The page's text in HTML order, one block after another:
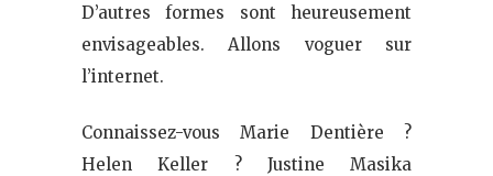
D’autres formes sont heureusement
envisageables. Allons voguer sur
l’internet.
Connaissez-vous Marie Dentière ?
Helen Keller ? Justine Masika